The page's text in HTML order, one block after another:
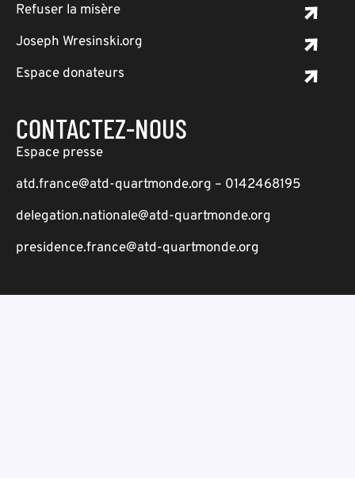
Refuser la misère
Joseph Wresinski.org
Espace donateurs
CONTACTEZ-NOUS
Espace presse
atd.france@atd-quartmonde.org – 0142468195
delegation.nationale@atd-quartmonde.org
presidence.france@atd-quartmonde.org